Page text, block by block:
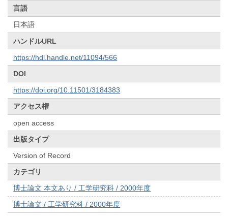
言語
日本語
ハンドルURL
https://hdl.handle.net/11094/566
DOI
https://doi.org/10.11501/3184383
アクセス権
open access
出版タイプ
Version of Record
カテゴリ
博士論文 本文あり / 工学研究科 / 2000年度
博士論文 / 工学研究科 / 2000年度